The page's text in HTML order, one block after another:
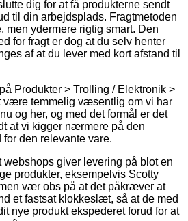
dig for at få produkterne sendt
til din arbejdsplads. Fragtmetoden
men ydermere rigtig smart. Den
for fragt er dog at du selv henter
af at du lever med kort afstand til
Produkter > Trolling / Elektronik >
være temmelig væsentlig om vi har
og her, og med det formål er det
at vi kigger nærmere på den
den relevante vare.
webshops giver levering på blot en
produkter, eksempelvis Scotty
vær obs på at det påkræver at
et fastsat klokkeslæt, så at de med
nye produkt ekspederet forud for at